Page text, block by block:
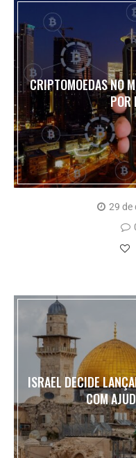
CRIPTOMOEDAS NO
POR
29 de
ISRAEL DECIDE
COM